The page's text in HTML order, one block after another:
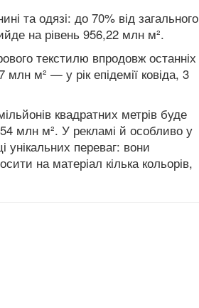
та одязі: до 70% від загального
на рівень 956,22 млн м².
текстилю впродовж останніх
м² — у рік епідемії ковіда, 3
квадратних метрів буде
млн м². У рекламі й особливо у
унікальних переваг: вони
на матеріал кілька кольорів,